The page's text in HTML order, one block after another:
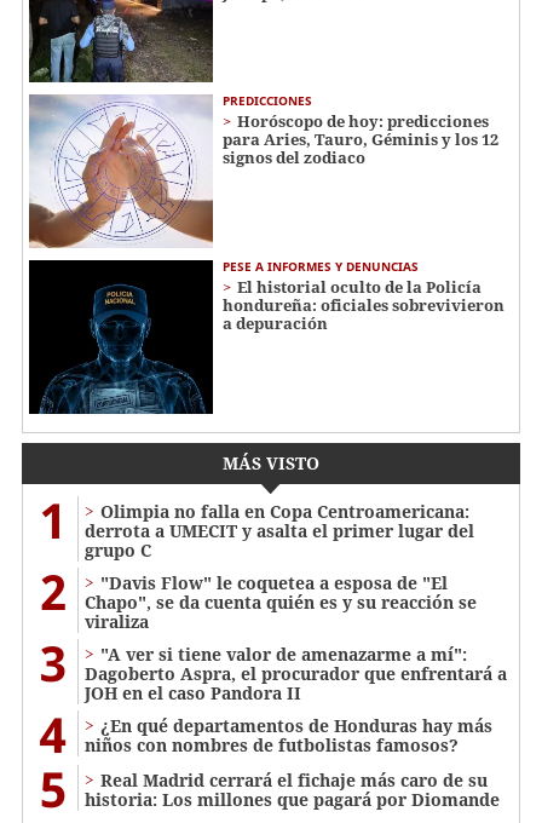
PREDICCIONES
Horóscopo de hoy: predicciones
para Aries, Tauro, Géminis y los 12
signos del zodiaco
PESE A INFORMES Y DENUNCIAS
El historial oculto de la Policía
hondureña: oficiales sobrevivieron
a depuración
MÁS VISTO
1
Olimpia no falla en Copa Centroamericana:
derrota a UMECIT y asalta el primer lugar del
grupo C
2
"Davis Flow" le coquetea a esposa de "El
Chapo", se da cuenta quién es y su reacción se
viraliza
3
"A ver si tiene valor de amenazarme a mí":
Dagoberto Aspra, el procurador que enfrentará a
JOH en el caso Pandora II
4
¿En qué departamentos de Honduras hay más
niños con nombres de futbolistas famosos?
5
Real Madrid cerrará el fichaje más caro de su
historia: Los millones que pagará por Diomande